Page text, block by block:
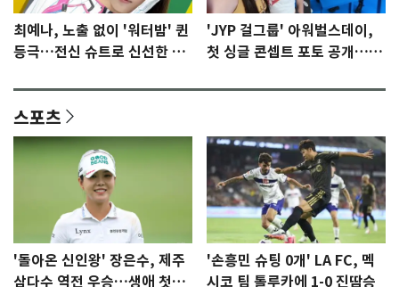
최예나, 노출 없이 '워터밤' 퀸
등극…전신 슈트로 신선한 충
'JYP 걸그룹' 아워벌스데이,
첫 싱글 콘셉트 포토 공개…청
스포츠
'돌아온 신인왕' 장은수, 제주
삼다수 역전 우승…생애 첫승
'손흥민 슈팅 0개' LA FC, 멕
시코 팀 톨루카에 1-0 진땀승